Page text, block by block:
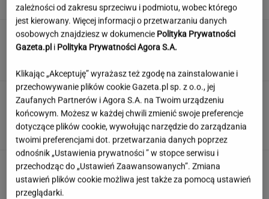
Nie czekaj, aż będzie za późno. To może
oznaczać, że szkoła przestała służyć dziecku
Siedem lat gehenny. "Spłacamy
kredyty za mieszkania, w których mieszkają
ludzie dewelopera"
SUBSKRYPCJA
Nowe zdjęcie Johna Goodmana trafiło do
sieci. Aktor schudł 90 kg
zależności od zakresu sprzeciwu i podmiotu, wobec którego
jest kierowany. Więcej informacji o przetwarzaniu danych
osobowych znajdziesz w dokumencie Polityka Prywatności
Gazeta.pl i Polityka Prywatności Agora S.A.
Klikając „Akceptuję” wyrażasz też zgodę na zainstalowanie i
przechowywanie plików cookie Gazeta.pl sp. z o.o., jej
Zaufanych Partnerów i Agora S.A. na Twoim urządzeniu
końcowym. Możesz w każdej chwili zmienić swoje preferencje
dotyczące plików cookie, wywołując narzędzie do zarządzania
twoimi preferencjami dot. przetwarzania danych poprzez
odnośnik „Ustawienia prywatności ” w stopce serwisu i
przechodząc do „Ustawień Zaawansowanych”. Zmiana
ustawień plików cookie możliwa jest także za pomocą ustawień
przeglądarki.